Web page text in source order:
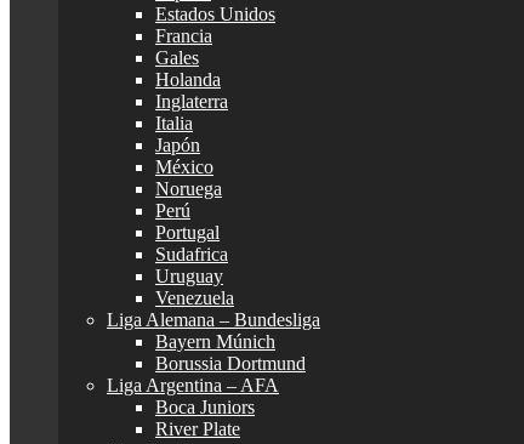
Estados Unidos
Francia
Gales
Holanda
Inglaterra
Italia
Japón
México
Noruega
Perú
Portugal
Sudafrica
Uruguay
Venezuela
Liga Alemana – Bundesliga
Bayern Múnich
Borussia Dortmund
Liga Argentina – AFA
Boca Juniors
River Plate